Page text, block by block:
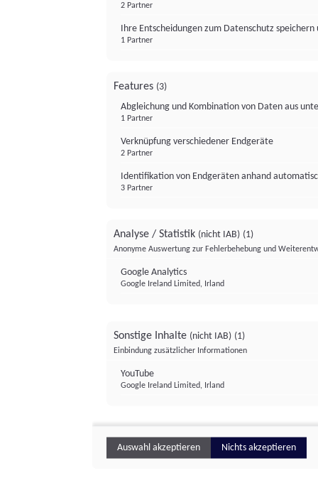
2 Partner
Ihre Entscheidungen zum Datenschutz
1 Partner
Features (3)
Abgleichung und Kombination von Daten aus
1 Partner
Verknüpfung verschiedener Endgeräte
2 Partner
Identifikation von Endgeräten anhand
3 Partner
Analyse / Statistik (nicht IAB) (1)
Anonyme Auswertung zur Fehlerbehebung und
Google Analytics
Google Ireland Limited, Irland
Sonstige Inhalte (nicht IAB) (1)
Einbindung zusätzlicher Informationen
YouTube
Google Ireland Limited, Irland
Auswahl akzeptieren Nichts akzeptieren